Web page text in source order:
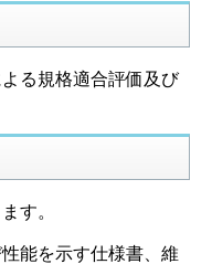
る規格適合評価及び
す。
能を示す仕様書、維